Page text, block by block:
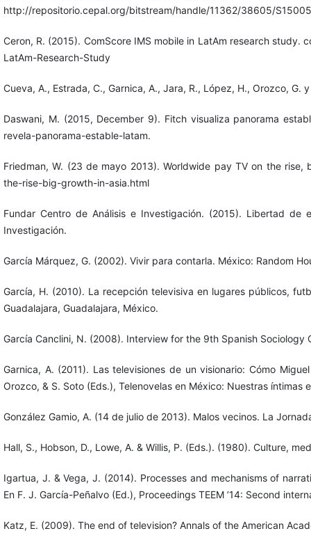
http://repositorio.cepal.org/bitstream/handle/11362/38605/
Ceron, R. (2015). ComScore IMS mobile in LatAm research
LatAm-Research-Study
Cueva, A., Estrada, C., Garnica, A., Jara, R., López, H., Orozco,
Daswani, M. (2015, December 9). Fitch visualiza panorama
revela-panorama-estable-latam.
Friedman, W. (23 de mayo 2013). Worldwide pay TV on the
the-rise-big-growth-in-asia.html
Fundar Centro de Análisis e Investigación. (2015). Libertad
Investigación.
García Márquez, G. (2002). Vivir para contarla. México: Random
García, H. (2010). La recepción televisiva en lugares públicos,
Guadalajara, Guadalajara, México.
García Canclini, N. (2008). Interview for the 9th Spanish
Garnica, A. (2011). Las televisiones de un visionario: Cómo
Orozco, & S. Soto (Eds.), Telenovelas en México: Nuestras
González Gamio, A. (14 de julio de 2013). Malos vecinos. La
Hall, S., Hobson, D., Lowe, A. & Willis, P. (Eds.). (1980). Culture,
Igartua, J. & Vega, J. (2014). Processes and mechanisms of
En F. J. García-Peñalvo (Ed.), Proceedings TEEM ’14: Second
Katz, E. (2009). The end of television? Annals of the American